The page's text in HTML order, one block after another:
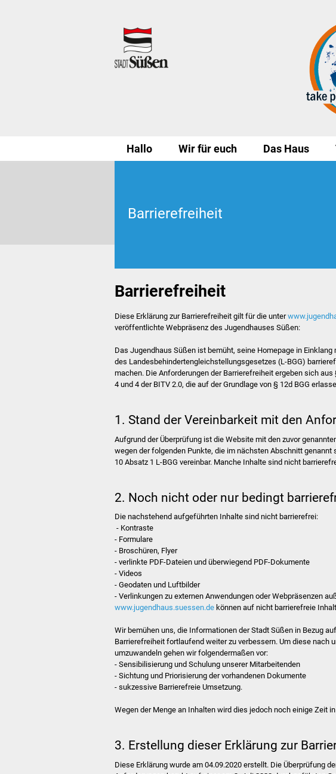
Hallo Wir für euch Das Haus
Barrierefreiheit
Barrierefreiheit
Diese Erklärung zur Barrierefreiheit gilt für die unter
veröffentlichte Webpräsenz des Jugendhauses Süßen:
Das Jugendhaus Süßen ist bemüht, seine Homepage in Einklang
des Landesbehindertengleichstellungsgesetzes (L-BGG)
machen. Die Anforderungen der Barrierefreiheit ergeben sich aus
4 und 4 der BITV 2.0, die auf der Grundlage von § 12d BGG
1. Stand der Vereinbarkeit mit den
Aufgrund der Überprüfung ist die Website mit den zuvor
wegen der folgenden Punkte, die im nächsten Abschnitt genannt
10 Absatz 1 L-BGG vereinbar. Manche Inhalte sind nicht
2. Noch nicht oder nur bedingt
Die nachstehend aufgeführten Inhalte sind nicht barrierefrei:
- Kontraste
- Formulare
- Broschüren, Flyer
- verlinkte PDF-Dateien und überwiegend PDF‐Dokumente
- Videos
- Geodaten und Luftbilder
- Verlinkungen zu externen Anwendungen oder Webpräsenzen
www.jugendhaus.suessen.de können auf nicht barrierefreie
Wir bemühen uns, die Informationen der Stadt Süßen in Bezug
Barrierefreiheit fortlaufend weiter zu verbessern. Um diese nach
umzuwandeln gehen wir folgendermaßen vor:
- Sensibilisierung und Schulung unserer Mitarbeitenden
- Sichtung und Priorisierung der vorhandenen Dokumente
- sukzessive Barrierefreie Umsetzung.
Wegen der Menge an Inhalten wird dies jedoch noch einige Zeit
3. Erstellung dieser Erklärung zur
Diese Erklärung wurde am 04.09.2020 erstellt. Die Überprüfung